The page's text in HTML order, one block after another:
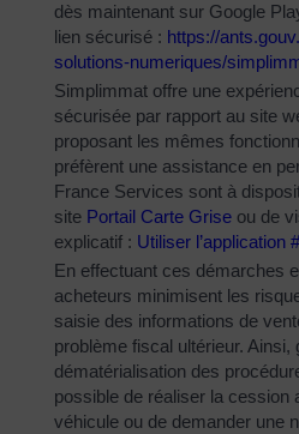
dès maintenant sur Google
lien sécurisé : https://
solutions-numeriques/
Simplimmat offre une
sécurisée par rapport au site
proposant les mêmes
préfèrent une assistance en
France Services sont à
site Portail Carte Grise ou de
explicatif : Utiliser l’application
En effectuant ces démarches
acheteurs minimisent les
saisie des informations de
problème fiscal ultérieur. Ainsi,
dématérialisation des
possible de réaliser la cession
véhicule ou de demander une